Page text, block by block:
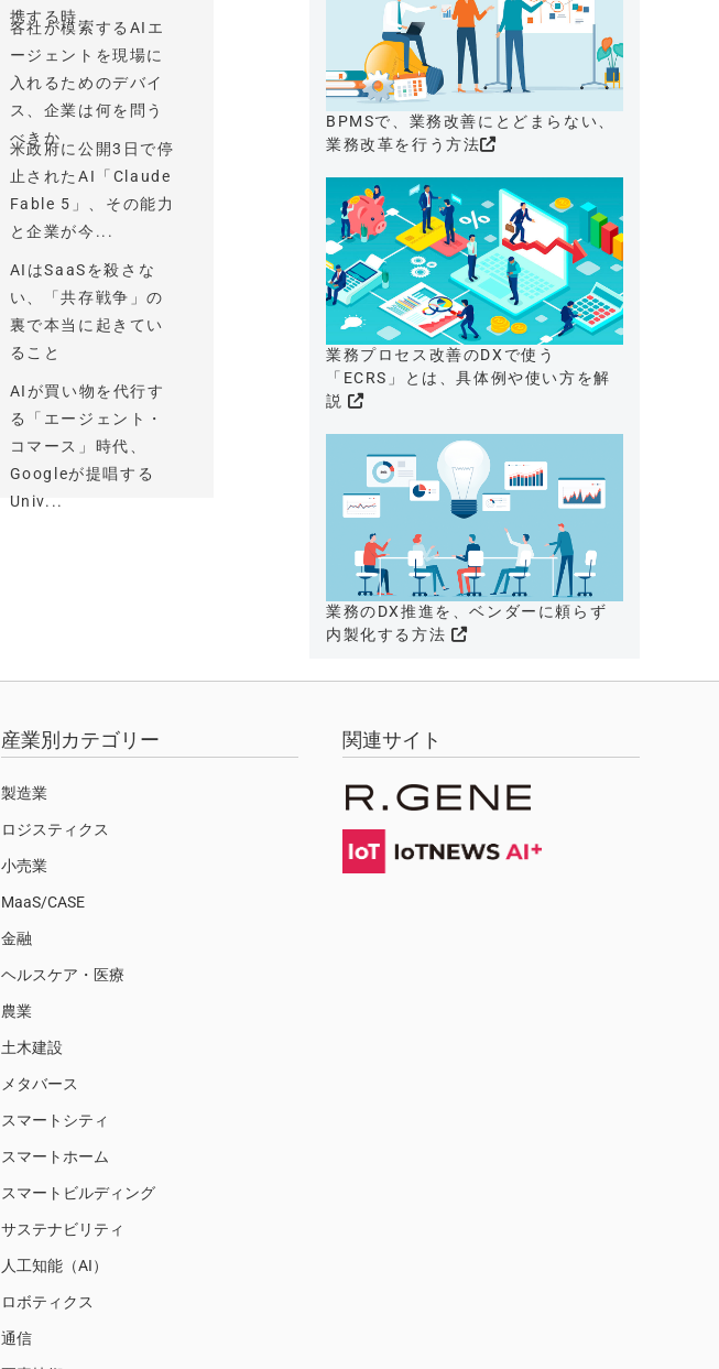
携する時...
各社が模索するAIエ
ージェントを現場に
入れるためのデバイ
ス、企業は何を問う
べきか
米政府に公開3日で停
止されたAI「Claude
Fable 5」、その能力
と企業が今...
AIはSaaSを殺さな
い、「共存戦争」の
裏で本当に起きてい
ること
AIが買い物を代行す
る「エージェント・
コマース」時代、
Googleが提唱する
Univ...
BPMSで、業務改善にとどまらない、
業務改革を行う方法
業務プロセス改善のDXで使う
「ECRS」とは、具体例や使い方を解
説
業務のDX推進を、ベンダーに頼らず
内製化する方法
産業別カテゴリー
製造業
ロジスティクス
小売業
MaaS/CASE
金融
ヘルスケア・医療
農業
土木建設
メタバース
スマートシティ
スマートホーム
スマートビルディング
サステナビリティ
人工知能（AI）
ロボティクス
通信
関連サイト